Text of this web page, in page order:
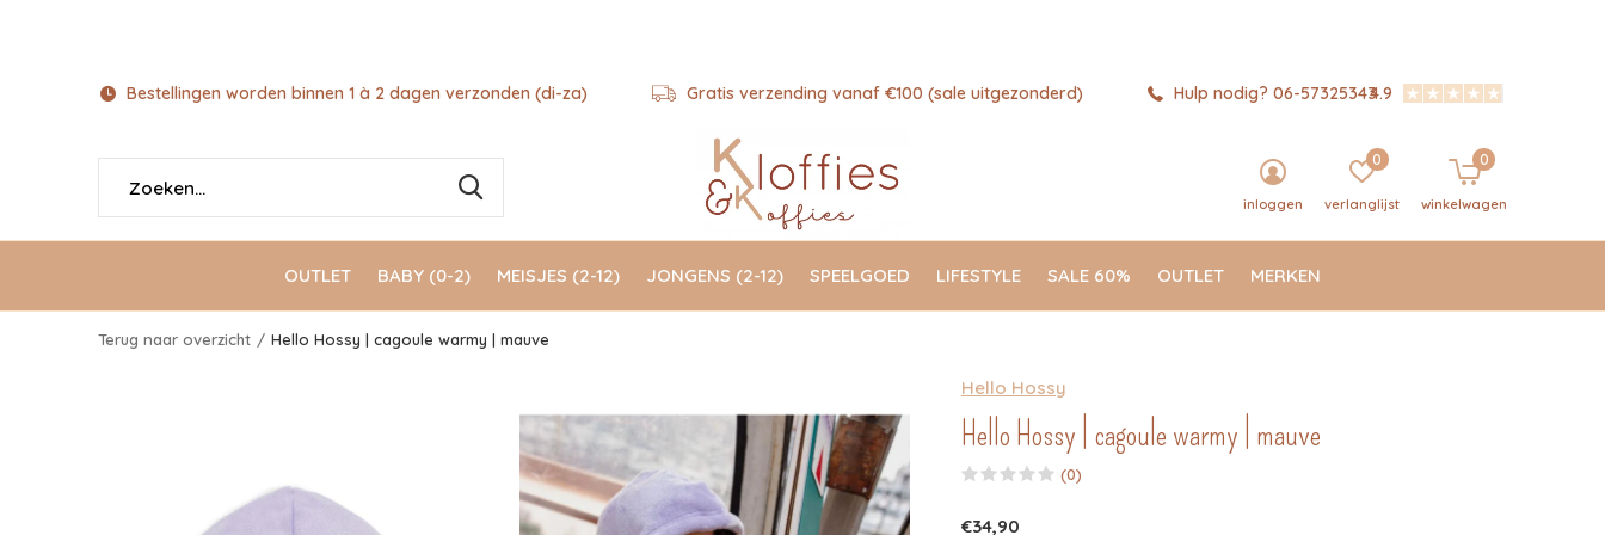
OUTLET BABY (0-2) MEISJES (2-12) JONGENS (2-12) SPEELGOED LIFESTYLE SALE 60% OUTLET MERKEN
inloggen verlanglijst
0
winkelwagen
0
Bestellingen worden binnen 1 à 2 dagen verzonden (di-za) Gratis verzending vanaf €100 (sale uitgezonderd) Hulp nodig? 06-573253434.9
Terug naar overzicht Hello Hossy | cagoule warmy | mauve
Hello Hossy
Hello Hossy | cagoule warmy | mauve
(0)
€34,90